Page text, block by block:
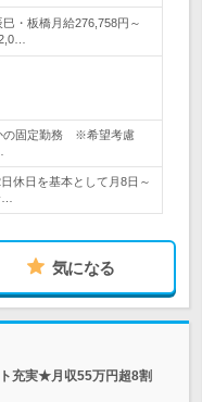
・板橋月給276,758円～
の固定勤務 ※希望考慮
休日を基本として月8日～
気になる
充実★月収55万円超8割